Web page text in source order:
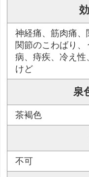
神経痛、筋肉痛、
関節のこわばり
病、痔疾、冷え
けど
泉
茶褐色
不可